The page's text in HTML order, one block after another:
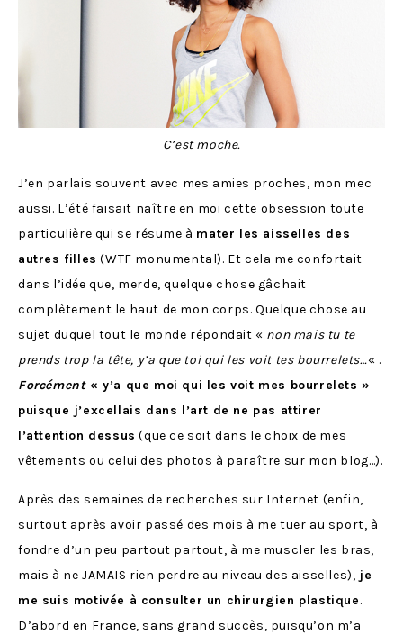
C’est moche.
J’en parlais souvent avec mes amies proches, mon mec
aussi. L’été faisait naître en moi cette obsession toute
particulière qui se résume à mater les aisselles des
autres filles (WTF monumental). Et cela me confortait
dans l’idée que, merde, quelque chose gâchait
complètement le haut de mon corps. Quelque chose au
sujet duquel tout le monde répondait « non mais tu te
prends trop la tête, y’a que toi qui les voit tes bourrelets…« .
Forcément« y’a que moi qui les voit mes bourrelets »
puisque j’excellais dans l’art de ne pas attirer
l’attention dessus (que ce soit dans le choix de mes
vêtements ou celui des photos à paraître sur mon blog…).
Après des semaines de recherches sur Internet (enfin,
surtout après avoir passé des mois à me tuer au sport, à
fondre d’un peu partout partout, à me muscler les bras,
mais à ne JAMAIS rien perdre au niveau des aisselles), je
me suis motivée à consulter un chirurgien plastique.
D’abord en France, sans grand succès, puisqu’on m’a